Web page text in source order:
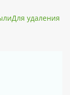
удаления